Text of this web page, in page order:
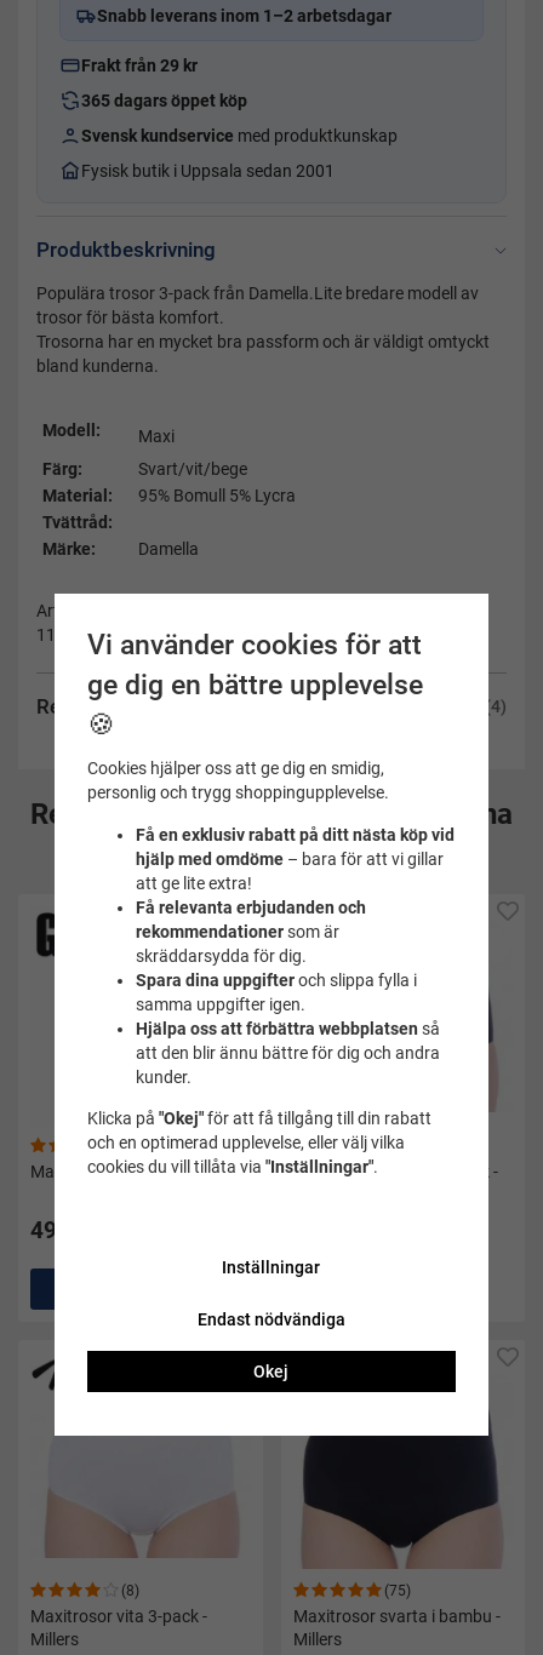
Snabb leverans inom 1–2 arbetsdagar
Frakt från 29 kr
365 dagars öppet köp
Svensk kundservice med produktkunskap
Fysisk butik i Uppsala sedan 2001
Produktbeskrivning
Recensioner (4)
Populära trosor 3-pack från Damella.Lite bredare modell av
trosor för bästa komfort.
Trosorna har en mycket bra passform och är väldigt omtyckt
bland kunderna.
Modell:
Maxi
Färg:
Svart/vit/bege
Material:
95% Bomull 5% Lycra
Tvättråd:
Märke:
Damella
Artikelnummer:
11341-888-S
Rekommenderade tillbehör till denna
produkt
(64)
Maxitrosor vita - Gill
49 kr
(30)
Maxitrosor svarta i 3-pack -
(8)
Maxitrosor vita 3-pack -
Millers
(75)
Maxitrosor svarta i bambu -
Millers
Vi använder cookies för att
ge dig en bättre upplevelse
🍪
Cookies hjälper oss att ge dig en smidig,
personlig och trygg shoppingupplevelse.
Få en exklusiv rabatt på ditt nästa köp vid
hjälp med omdöme– bara för att vi gillar
att ge lite extra!
Få relevanta erbjudanden och
rekommendationersom är
skräddarsydda för dig.
Spara dina uppgifteroch slippa fylla i
samma uppgifter igen.
Hjälpa oss att förbättra webbplatsen så
att den blir ännu bättre för dig och andra
kunder.
Klicka på "Okej"för att få tillgång till din rabatt
och en optimerad upplevelse, eller välj vilka
cookies du vill tillåta via "Inställningar".
Inställningar
Endast nödvändiga
Okej